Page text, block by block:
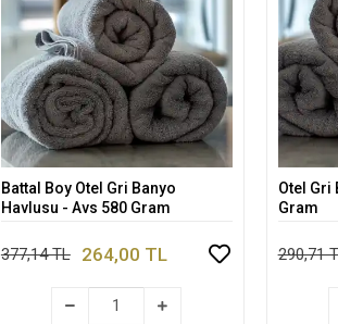
Sepete Ekle
Battal Boy Otel Gri Banyo
Havlusu - Avs 580 Gram
377,14 TL 264,00 TL
Otel Gri
Gram
290,71